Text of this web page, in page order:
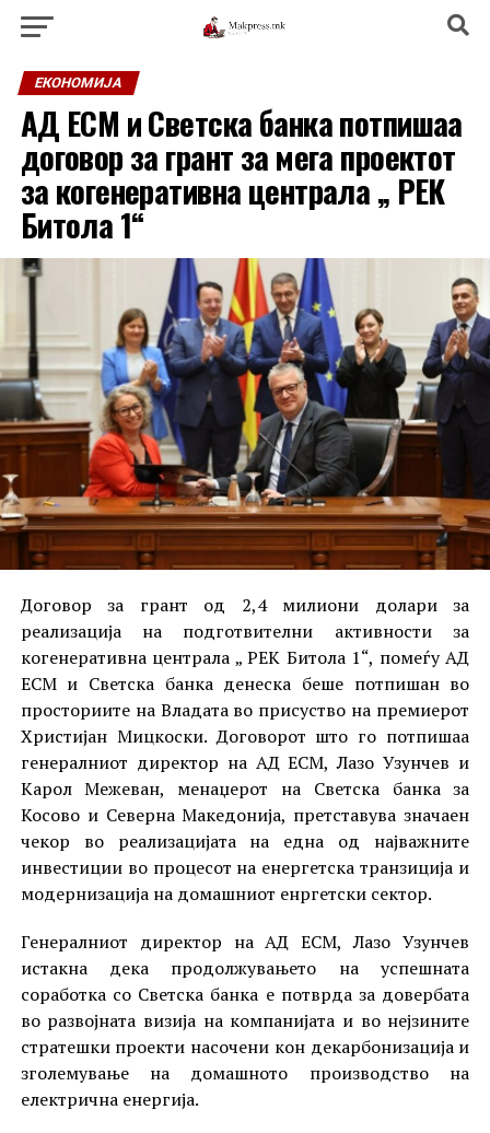
ЕКОНОМИЈА
АД ЕСМ и Светска банка потпишаа
договор за грант за мега проектот
за когенеративна централа „ РЕК
Битола 1“
Договор за грант од 2,4 милиони долари за
реализација на подготвителни активности за
когенеративна централа „ РЕК Битола 1“, помеѓу АД
ЕСМ и Светска банка денеска беше потпишан во
просториите на Владата во присуство на премиерот
Христијан Мицкоски. Договорот што го потпишаа
генералниот директор на АД ЕСМ, Лазо Узунчев и
Карол Межеван, менаџерот на Светска банка за
Косово и Северна Македонија, претставува значаен
чекор во реализацијата на една од најважните
инвестиции во процесот на енергетска транзиција и
модернизација на домашниот енргетски сектор.
Генералниот директор на АД ЕСМ, Лазо Узунчев
истакна дека продолжувањето на успешната
соработка со Светска банка е потврда за довербата
во развојната визија на компанијата и во нејзините
стратешки проекти насочени кон декарбонизација и
зголемување на домашното производство на
електрична енергија.